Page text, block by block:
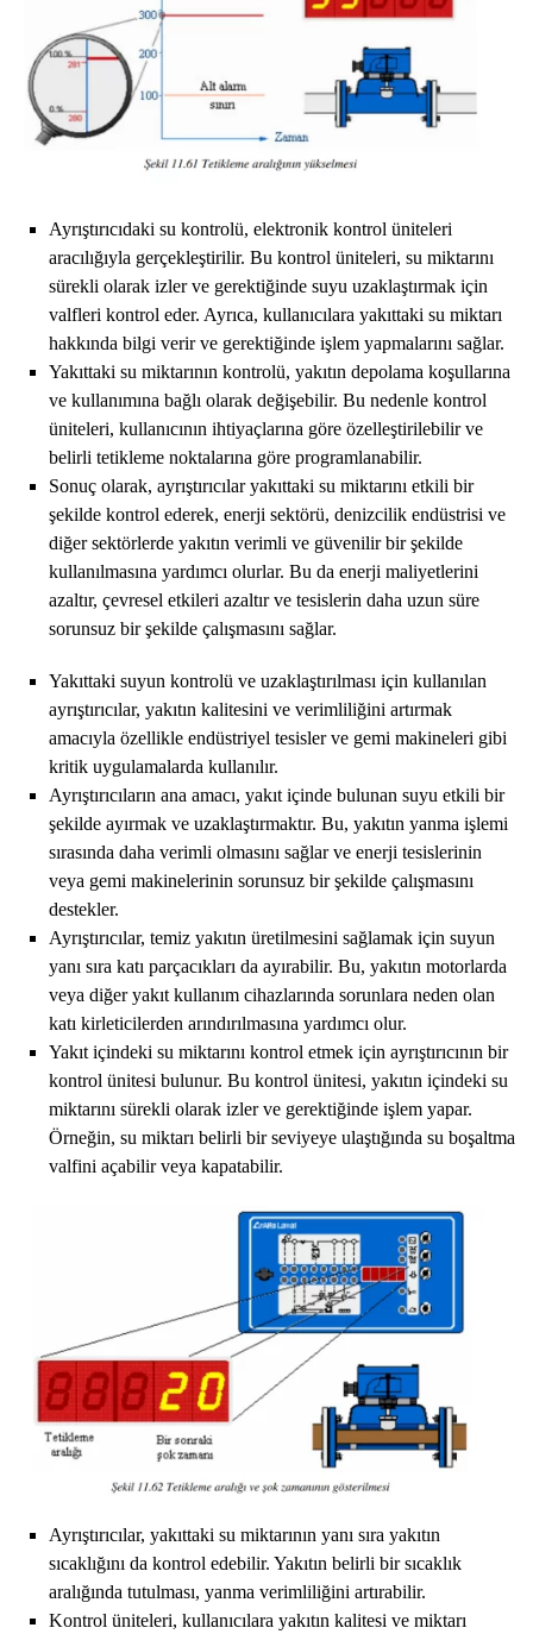
Ayrıştırıcıdaki su kontrolü, elektronik kontrol üniteleri
aracılığıyla gerçekleştirilir. Bu kontrol üniteleri, su miktarını
sürekli olarak izler ve gerektiğinde suyu uzaklaştırmak için
valfleri kontrol eder. Ayrıca, kullanıcılara yakıttaki su miktarı
hakkında bilgi verir ve gerektiğinde işlem yapmalarını sağlar.
Yakıttaki su miktarının kontrolü, yakıtın depolama koşullarına
ve kullanımına bağlı olarak değişebilir. Bu nedenle kontrol
üniteleri, kullanıcının ihtiyaçlarına göre özelleştirilebilir ve
belirli tetikleme noktalarına göre programlanabilir.
Sonuç olarak, ayrıştırıcılar yakıttaki su miktarını etkili bir
şekilde kontrol ederek, enerji sektörü, denizcilik endüstrisi ve
diğer sektörlerde yakıtın verimli ve güvenilir bir şekilde
kullanılmasına yardımcı olurlar. Bu da enerji maliyetlerini
azaltır, çevresel etkileri azaltır ve tesislerin daha uzun süre
sorunsuz bir şekilde çalışmasını sağlar.
Yakıttaki suyun kontrolü ve uzaklaştırılması için kullanılan
ayrıştırıcılar, yakıtın kalitesini ve verimliliğini artırmak
amacıyla özellikle endüstriyel tesisler ve gemi makineleri gibi
kritik uygulamalarda kullanılır.
Ayrıştırıcıların ana amacı, yakıt içinde bulunan suyu etkili bir
şekilde ayırmak ve uzaklaştırmaktır. Bu, yakıtın yanma işlemi
sırasında daha verimli olmasını sağlar ve enerji tesislerinin
veya gemi makinelerinin sorunsuz bir şekilde çalışmasını
destekler.
Ayrıştırıcılar, temiz yakıtın üretilmesini sağlamak için suyun
yanı sıra katı parçacıkları da ayırabilir. Bu, yakıtın motorlarda
veya diğer yakıt kullanım cihazlarında sorunlara neden olan
katı kirleticilerden arındırılmasına yardımcı olur.
Yakıt içindeki su miktarını kontrol etmek için ayrıştırıcının bir
kontrol ünitesi bulunur. Bu kontrol ünitesi, yakıtın içindeki su
miktarını sürekli olarak izler ve gerektiğinde işlem yapar.
Örneğin, su miktarı belirli bir seviyeye ulaştığında su boşaltma
valfini açabilir veya kapatabilir.
Ayrıştırıcılar, yakıttaki su miktarının yanı sıra yakıtın
sıcaklığını da kontrol edebilir. Yakıtın belirli bir sıcaklık
aralığında tutulması, yanma verimliliğini artırabilir.
Kontrol üniteleri, kullanıcılara yakıtın kalitesi ve miktarı